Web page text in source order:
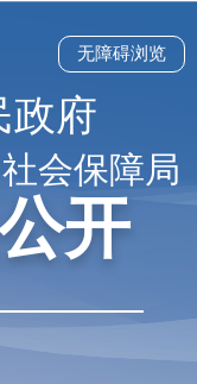
政府
会保障局
开
无障碍浏览